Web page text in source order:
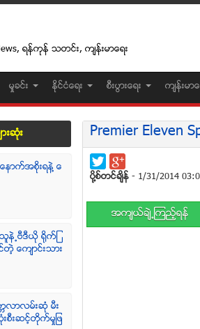
ရန္ကုန္ သတင္း, က်န္းမာေရး
မႈခင္း ႏုိင္ငံေရး စီးပြားေရး က်န္းမာေ
Premier Eleven
ပုိ႔စ္တင္ခ်ိန္- 1/31/2014
အက်ယ္ခ်ဲ႕ၾကည့္ရန္
းဆံုး
ာက္အစိုးရနဲ႔ ေ
နဲ႕ဗီဒီယို ရိုက္ျ
တဲ့ ေက်ာင္းသား
လာလမ္းဆုံ မီး
စီးဆင့္တိုက္မႈျဖ